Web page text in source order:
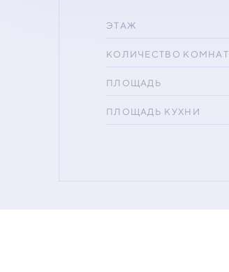
ЭТАЖ
КОЛИЧЕСТВО КОМНАТ
ПЛОЩАДЬ
ПЛОЩАДЬ КУХНИ